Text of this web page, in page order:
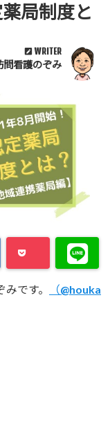
局制度と
WRITER
問看護のぞみ
です。
（@houka